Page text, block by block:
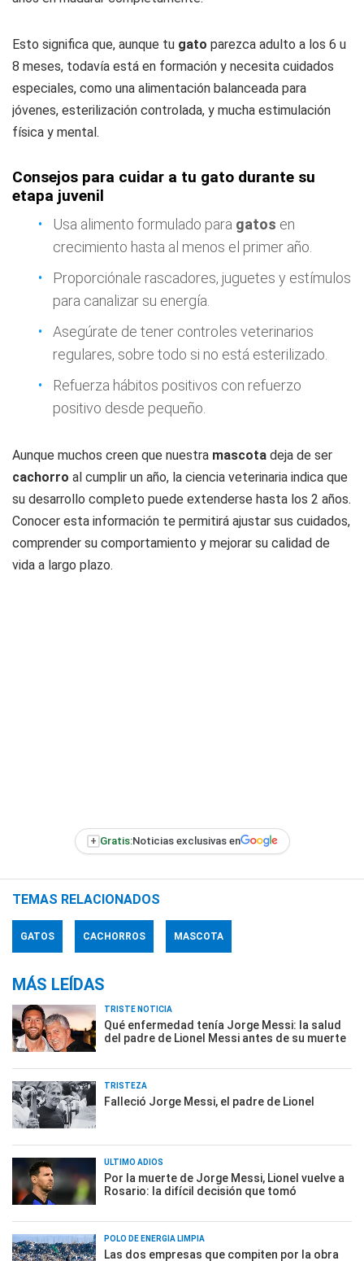
Esto significa que, aunque tu gato parezca adulto a los 6 u
8 meses, todavía está en formación y necesita cuidados
especiales, como una alimentación balanceada para
jóvenes, esterilización controlada, y mucha estimulación
física y mental.
Consejos para cuidar a tu gato durante su
etapa juvenil
Usa alimento formulado para gatos en
crecimiento hasta al menos el primer año.
Proporciónale rascadores, juguetes y estímulos
para canalizar su energía.
Asegúrate de tener controles veterinarios
regulares, sobre todo si no está esterilizado.
Refuerza hábitos positivos con refuerzo
positivo desde pequeño.
Aunque muchos creen que nuestra mascota deja de ser
cachorro al cumplir un año, la ciencia veterinaria indica que
su desarrollo completo puede extenderse hasta los 2 años.
Conocer esta información te permitirá ajustar sus cuidados,
comprender su comportamiento y mejorar su calidad de
vida a largo plazo.
+ Gratis:Noticias exclusivas en
TEMAS RELACIONADOS
GATOS CACHORROS MASCOTA
MÁS LEÍDAS
TRISTE NOTICIA
Qué enfermedad tenía Jorge Messi: la salud
del padre de Lionel Messi antes de su muerte
TRISTEZA
Falleció Jorge Messi, el padre de Lionel
ÚLTIMO ADIÓS
Por la muerte de Jorge Messi, Lionel vuelve a
Rosario: la difícil decisión que tomó
POLO DE ENERGÍA LIMPIA
Las dos empresas que compiten por la obra